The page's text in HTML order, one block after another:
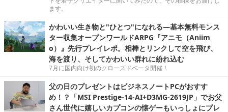
ます。
かわいい生き物と"ひとつ"になれる―基本無料モンス
ター収集オープンワールドARPG『アニモ（Aniim
o）』先行プレイレポ。相棒とリンクして空を飛び、
海を渡り、そしてかわいい群れに紛れ込む
7月に国内向け初のクローズドベータ開催！
父の日のプレゼントはビジネスノートPCがおすす
め！？「MSI Prestige-14-AI+D3MG-2619JP」でお父
さん世代に嬉しいカプコンの懐ゲーもいっしょにプレ